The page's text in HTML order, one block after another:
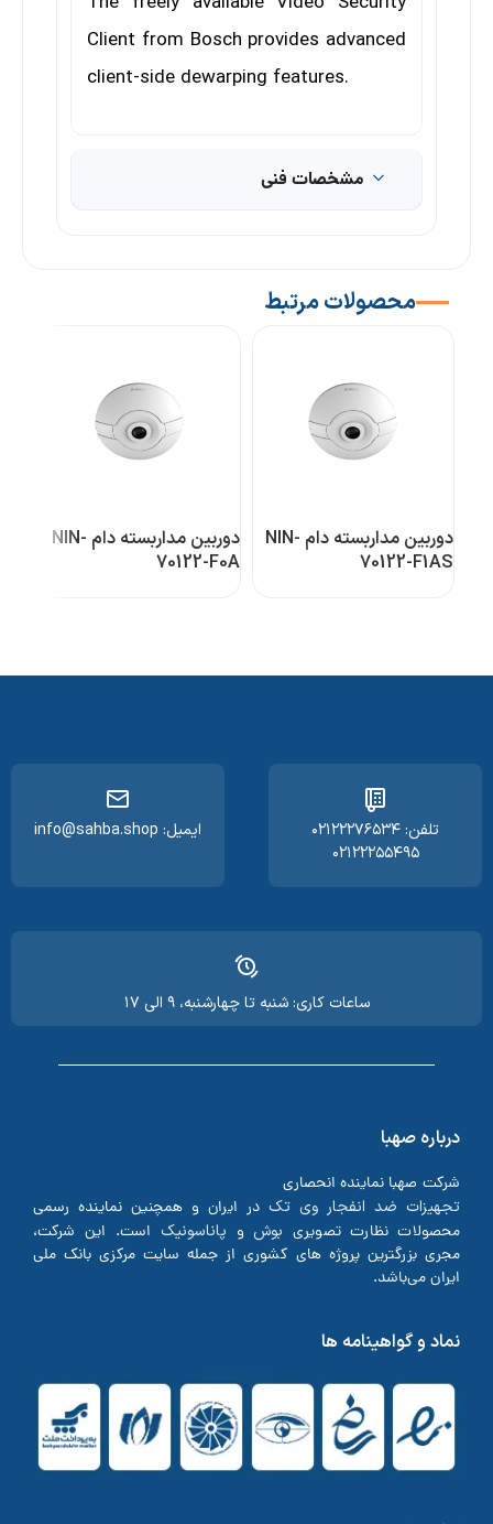
Client from Bosch provides advanced
client-side dewarping features.
مشخصات فنی
محصولات مرتبط
دوربین مداربسته دام NIN-
70122-F1AS
دوربین مداربسته دام NIN-
70122-F0A
تلفن: ۰۲۱۲۲۲۷۶۵۳۴
۰۲۱۲۲۲۵۵۴۹۵
ایمیل: info@sahba.shop
ساعات کاری: شنبه تا چهارشنبه، ۹ الی ۱۷
درباره صهبا
شرکت صهبا نماینده انحصاری
تجهیزات ضد انفجار وی تک در ایران و همچنین نماینده رسمی
محصولات نظارت تصویری بوش و پاناسونیک است. این شرکت،
مجری بزرگترین پروژه های کشوری از جمله سایت مرکزی بانک ملی
ایران می‌باشد.
نماد و گواهینامه ها